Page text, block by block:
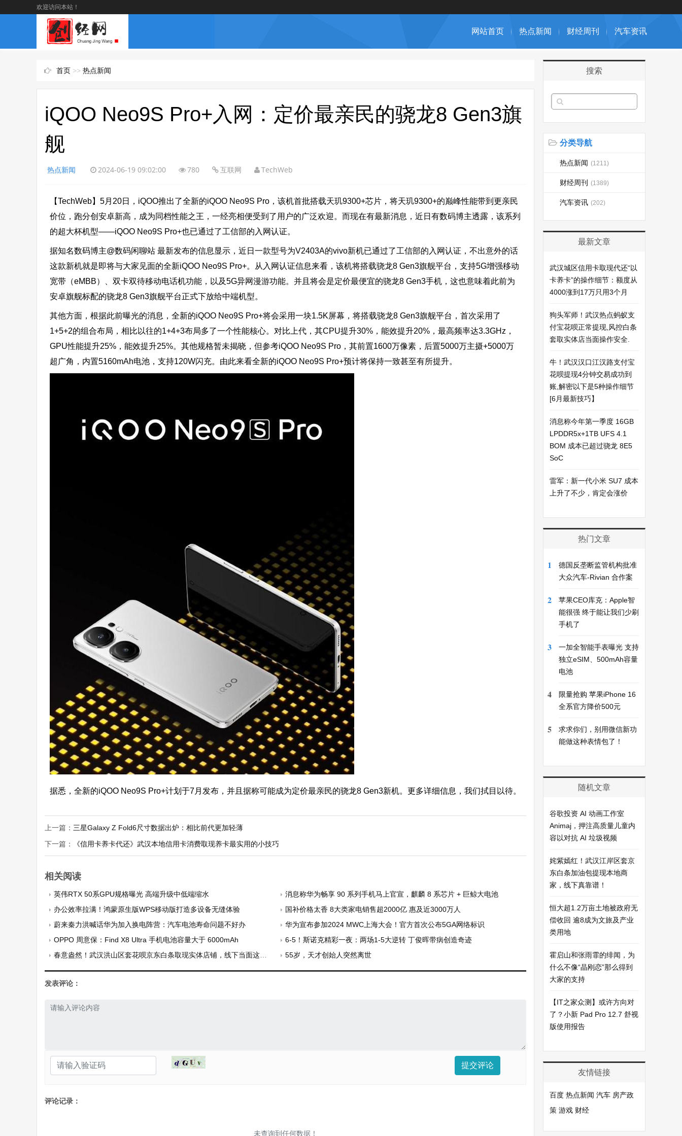
欢迎访问本站！
网站首页 热点新闻 财经周刊 汽车资讯
首页 >> 热点新闻
iQOO Neo9S Pro+入网：定价最亲民的骁龙8 Gen3旗
舰
热点新闻 2024-06-19 09:02:00 780 互联网 TechWeb
【TechWeb】5月20日，iQOO推出了全新的iQOO Neo9S Pro，该机首批搭载天玑9300+芯片，将天玑9300+的巅峰性能带到更亲民
价位，跑分创安卓新高，成为同档性能之王，一经亮相便受到了用户的广泛欢迎。而现在有最新消息，近日有数码博主透露，该系列
的超大杯机型——iQOO Neo9S Pro+也已通过了工信部的入网认证。
据知名数码博主@数码闲聊站 最新发布的信息显示，近日一款型号为V2403A的vivo新机已通过了工信部的入网认证，不出意外的话
这款新机就是即将与大家见面的全新iQOO Neo9S Pro+。从入网认证信息来看，该机将搭载骁龙8 Gen3旗舰平台，支持5G增强移动
宽带（eMBB）、双卡双待移动电话机功能，以及5G异网漫游功能。并且将会是定价最便宜的骁龙8 Gen3手机，这也意味着此前为
安卓旗舰标配的骁龙8 Gen3旗舰平台正式下放给中端机型。
其他方面，根据此前曝光的消息，全新的iQOO Neo9S Pro+将会采用一块1.5K屏幕，将搭载骁龙8 Gen3旗舰平台，首次采用了
1+5+2的组合布局，相比以往的1+4+3布局多了一个性能核心。对比上代，其CPU提升30%，能效提升20%，最高频率达3.3GHz，
GPU性能提升25%，能效提升25%。其他规格暂未揭晓，但参考iQOO Neo9S Pro，其前置1600万像素，后置5000万主摄+5000万
超广角，内置5160mAh电池，支持120W闪充。由此来看全新的iQOO Neo9S Pro+预计将保持一致甚至有所提升。
据悉，全新的iQOO Neo9S Pro+计划于7月发布，并且据称可能成为定价最亲民的骁龙8 Gen3新机。更多详细信息，我们拭目以待。
上一篇： 三星Galaxy Z Fold6尺寸数据出炉：相比前代更加轻薄
下一篇：
《信用卡养卡代还》武汉本地信用卡消费取现养卡最实用的小技巧
相关阅读
英伟RTX 50系GPU规格曝光 高端升级中低端缩水
消息称华为畅享 90 系列手机马上官宣，麒麟 8 系芯片 + 巨鲸大电池
办公效率拉满！鸿蒙原生版WPS移动版打造多设备无缝体验
国补价格太香 8大类家电销售超2000亿 惠及近3000万人
蔚来秦力洪喊话华为加入换电阵营：汽车电池寿命问题不好办
华为宣布参加2024 MWC上海大会！官方首次公布5GA网络标识
OPPO 周意保：Find X8 Ultra 手机电池容量大于 6000mAh
6-5！斯诺克精彩一夜：两场1-5大逆转 丁俊晖带病创造奇迹
春意盎然！武汉洪山区套花呗京东白条取现实体店铺，线下当面这5个方法值得收藏
55岁，天才创始人突然离世
发表评论：
提交评论
评论记录：
未查询到任何数据！
搜索
分类导航
热点新闻 (1211)
财经周刊 (1389)
汽车资讯 (202)
最新文章
武汉城区信用卡取现代还“以
卡养卡”的操作细节：额度从
4000涨到17万只用3个月
狗头军师！武汉热点蚂蚁支
付宝花呗正常提现,风控白条
套取实体店当面操作安全.
牛！武汉汉口江汉路支付宝
花呗提现4分钟交易成功到
账,解密以下是5种操作细节
[6月最新技巧】
消息称今年第一季度 16GB
LPDDR5x+1TB UFS 4.1
BOM 成本已超过骁龙 8E5
SoC
雷军：新一代小米 SU7 成本
上升了不少，肯定会涨价
热门文章
1
德国反垄断监管机构批准
大众汽车-Rivian 合作案
2
苹果CEO库克：Apple智
能很强 终于能让我们少刷
手机了
3
一加全智能手表曝光 支持
独立eSIM、500mAh容量
电池
4
限量抢购 苹果iPhone 16
全系官方降价500元
5
求求你们，别用微信新功
能做这种表情包了！
随机文章
谷歌投资 AI 动画工作室
Animaj，押注高质量儿童内
容以对抗 AI 垃圾视频
姹紫嫣红！武汉江岸区套京
东白条加油包提现本地商
家，线下真靠谱！
恒大超1.2万亩土地被政府无
偿收回 逾8成为文旅及产业
类用地
霍启山和张雨霏的绯闻，为
什么不像“晶刚恋”那么得到
大家的支持
【IT之家众测】或许方向对
了？小新 Pad Pro 12.7 舒视
版使用报告
友情链接
百度 热点新闻 汽车 房产政
策 游戏 财经